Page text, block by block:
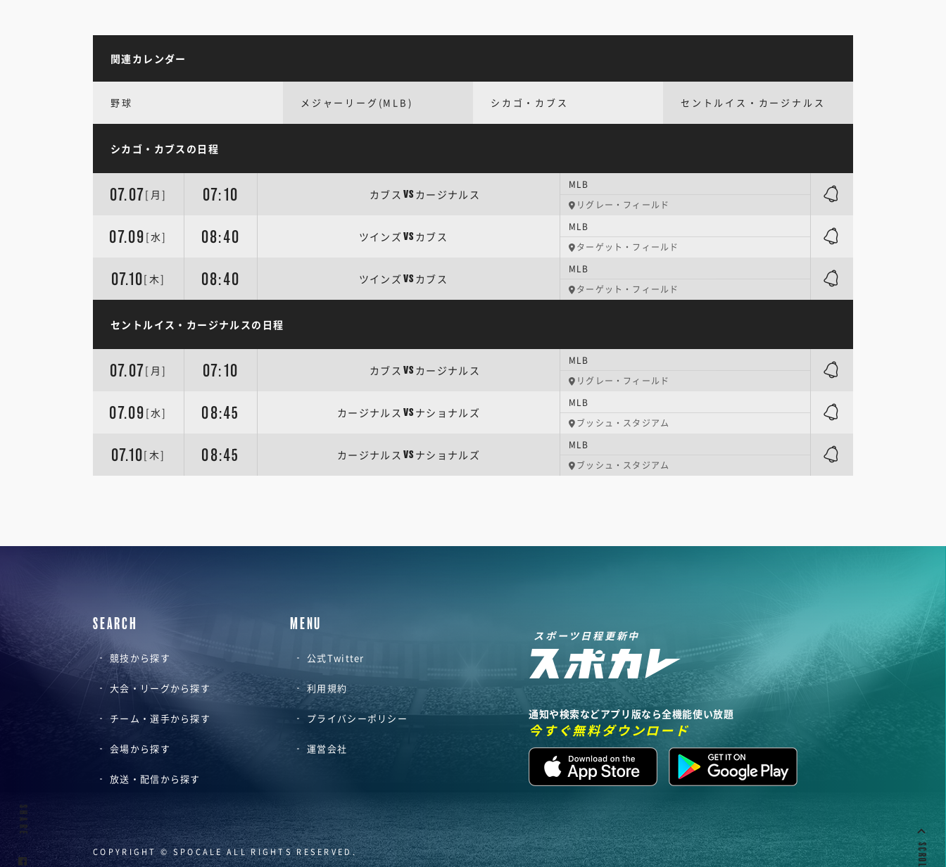
関連カレンダー
野球 メジャーリーグ(MLB) シカゴ・カブス セントルイス・カージナルス
シカゴ・カブスの日程
07.07[月] 07:10 カブス VS カージナルス
MLB
リグレー・フィールド
07.09 [水] 08:40 ツインズ VS カブス
MLB
ターゲット・フィールド
07.10[木] 08:40 ツインズ VS カブス
MLB
ターゲット・フィールド
セントルイス・カージナルスの日程
07.07[月] 07:10 カブス VS カージナルス
MLB
リグレー・フィールド
07.09 [水] 08:45 カージナルス VS ナショナルズ
MLB
ブッシュ・スタジアム
07.10[木] 08:45 カージナルス VS ナショナルズ
MLB
ブッシュ・スタジアム
SEARCH
競技から探す
大会・リーグから探す
チーム・選手から探す
会場から探す
放送・配信から探す
MENU
公式Twitter
利用規約
プライバシーポリシー
運営会社
スポーツ日程更新中
通知や検索などアプリ版なら全機能使い放題
今すぐ無料ダウンロード
COPYRIGHT © SPOCALE ALL RIGHTS RESERVED.
SHARE